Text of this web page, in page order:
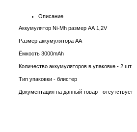
Описание
Аккумулятор Ni-Mh размер АА 1,2V
Размер аккумулятора AA
Ёмкость 3000mAh
Количество аккумуляторов в упаковке - 2 шт.
Тип упаковки - блистер
Документация на данный товар - отсутствует